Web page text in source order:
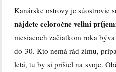
Kanárske ostrovy je súostrovie
nájdete celoročne veľmi
mesiacoch začiatkom roka
do 30. Kto nemá rád zimu,
letá, tu by si prišiel na svoje.